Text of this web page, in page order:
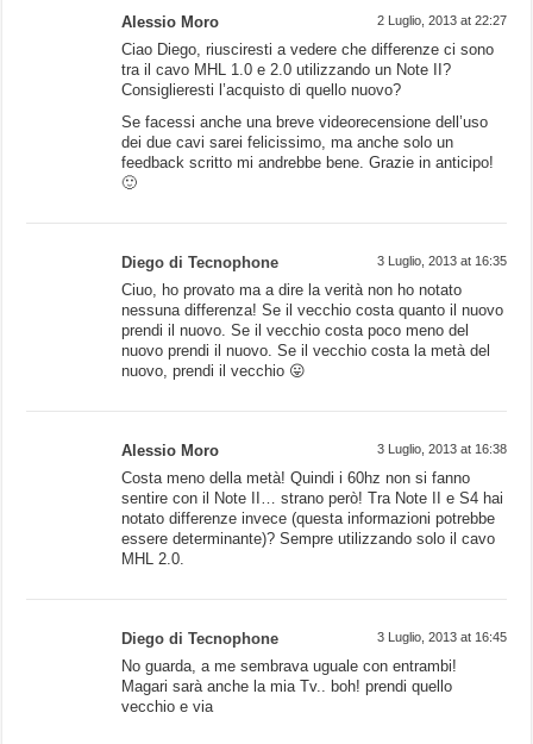
Alessio Moro 2 Luglio, 2013 at 22:27
Ciao Diego, riusciresti a vedere che differenze ci sono
tra il cavo MHL 1.0 e 2.0 utilizzando un Note II?
Consiglieresti l’acquisto di quello nuovo?
Se facessi anche una breve videorecensione dell’uso
dei due cavi sarei felicissimo, ma anche solo un
feedback scritto mi andrebbe bene. Grazie in anticipo!
🙂
Diego di Tecnophone 3 Luglio, 2013 at 16:35
Ciuo, ho provato ma a dire la verità non ho notato
nessuna differenza! Se il vecchio costa quanto il nuovo
prendi il nuovo. Se il vecchio costa poco meno del
nuovo prendi il nuovo. Se il vecchio costa la metà del
nuovo, prendi il vecchio 😛
Alessio Moro 3 Luglio, 2013 at 16:38
Costa meno della metà! Quindi i 60hz non si fanno
sentire con il Note II… strano però! Tra Note II e S4 hai
notato differenze invece (questa informazioni potrebbe
essere determinante)? Sempre utilizzando solo il cavo
MHL 2.0.
Diego di Tecnophone 3 Luglio, 2013 at 16:45
No guarda, a me sembrava uguale con entrambi!
Magari sarà anche la mia Tv.. boh! prendi quello
vecchio e via